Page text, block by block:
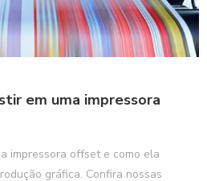
em uma impressora
impressora offset e como ela
gráfica. Confira nossas